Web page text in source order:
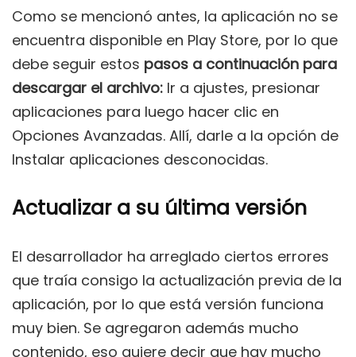
Como se mencionó antes, la aplicación no se
encuentra disponible en Play Store, por lo que
debe seguir estos pasos a continuación para
descargar el archivo: Ir a ajustes, presionar
aplicaciones para luego hacer clic en
Opciones Avanzadas. Allí, darle a la opción de
Instalar aplicaciones desconocidas.
Actualizar a su última versión
El desarrollador ha arreglado ciertos errores
que traía consigo la actualización previa de la
aplicación, por lo que está versión funciona
muy bien. Se agregaron además mucho
contenido, eso quiere decir que hay mucho